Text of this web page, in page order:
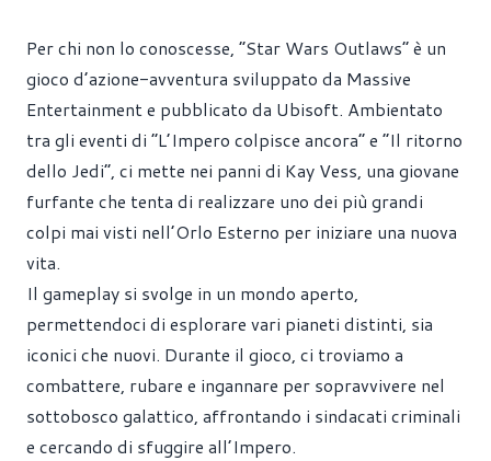
Per chi non lo conoscesse, “Star Wars Outlaws” è un
gioco d’azione-avventura sviluppato da Massive
Entertainment e pubblicato da Ubisoft. Ambientato
tra gli eventi di “L’Impero colpisce ancora” e “Il ritorno
dello Jedi”, ci mette nei panni di Kay Vess, una giovane
furfante che tenta di realizzare uno dei più grandi
colpi mai visti nell’Orlo Esterno per iniziare una nuova
vita.
Il gameplay si svolge in un mondo aperto,
permettendoci di esplorare vari pianeti distinti, sia
iconici che nuovi. Durante il gioco, ci troviamo a
combattere, rubare e ingannare per sopravvivere nel
sottobosco galattico, affrontando i sindacati criminali
e cercando di sfuggire all’Impero.